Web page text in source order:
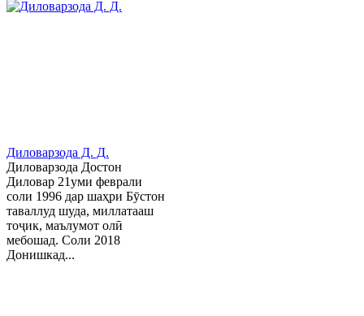
Диловарзода Д. Д.
Диловарзода Достон
Диловар 21уми феврали
соли 1996 дар шаҳри Бӯстон
таваллуд шуда, миллатааш
тоҷик, маълумот олӣ
мебошад. Соли 2018
Донишкад...